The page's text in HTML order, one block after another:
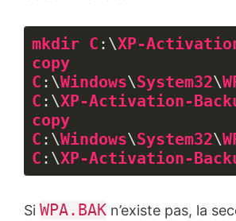
mkdir C :\XP-
copy
C :\Windows\System32\
C :\XP-Activation-
copy
C :\Windows\System32\
C :\XP-Activation-
code :
Si WPA.BAK n’existe pas, la